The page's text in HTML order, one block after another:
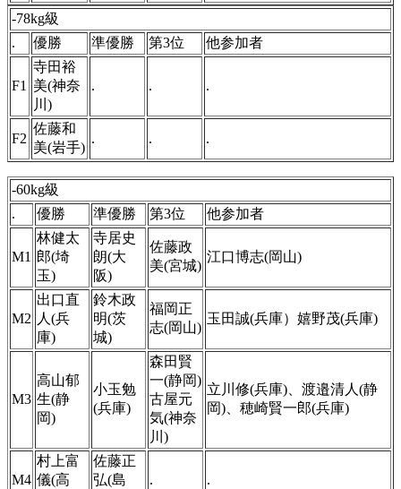
-78kg級
.
優勝 準優勝 第3位 他参加者
F1
寺田裕
美(神奈
川)
. . .
F2
佐藤和
美(岩手)
. . .
-60kg級
.
優勝 準優勝 第3位 他参加者
M1
林健太
郎(埼
玉)
寺居史
朗(大
阪)
佐藤政
美(宮城)
江口博志(岡山)
M2
出口直
人(兵
庫)
鈴木政
明(茨
城)
福岡正
志(岡山)
玉田誠(兵庫）嬉野茂(兵庫)
M3
高山郁
生(静
岡)
小玉勉
(兵庫)
森田賢
一(静岡)
古屋元
気(神奈
川)
立川修(兵庫)、渡邉清人(静
岡)、穂崎賢一郎(兵庫)
M4
村上富
儀(高
佐藤正
弘(島
. .